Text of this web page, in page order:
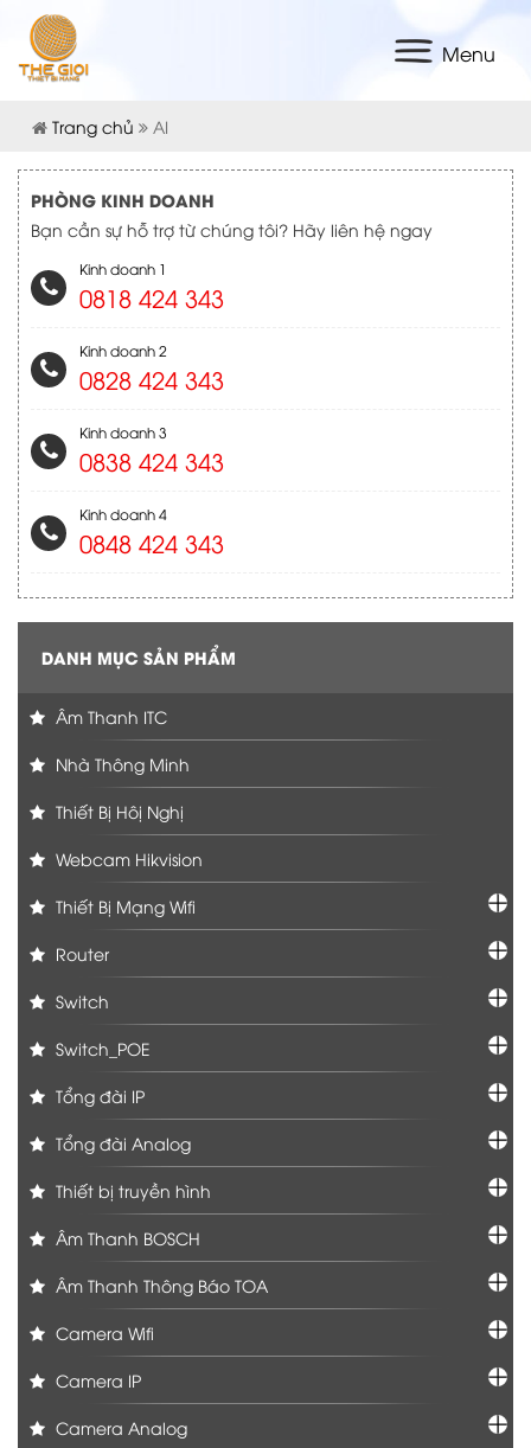
Menu
Trang chủ AI
PHÒNG KINH DOANH
Bạn cần sự hỗ trợ từ chúng tôi? Hãy liên hệ ngay
Kinh doanh 1
0818 424 343
Kinh doanh 2
0828 424 343
Kinh doanh 3
0838 424 343
Kinh doanh 4
0848 424 343
DANH MỤC SẢN PHẨM
Âm Thanh ITC
Nhà Thông Minh
Thiết Bị Hôị Nghị
Webcam Hikvision
Thiết Bị Mạng Wifi
Router
Switch
Switch_POE
Tổng đài IP
Tổng đài Analog
Thiết bị truyền hình
Âm Thanh BOSCH
Âm Thanh Thông Báo TOA
Camera Wifi
Camera IP
Camera Analog